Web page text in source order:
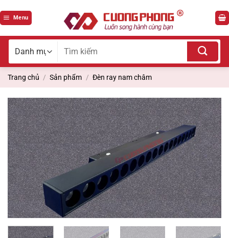
qua
Menu
Tìm
Trang chủ / Sản phẩm / Đèn ray nam châm